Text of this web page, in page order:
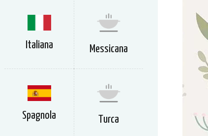
Italiana Messicana
Spagnola Turca